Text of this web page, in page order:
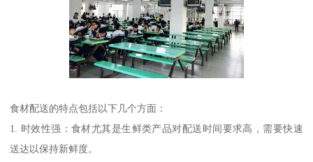
食材配送的特点包括以下几个方面：
1. 时效性强：食材尤其是生鲜类产品对配送时间要求高，需要快速
送达以保持新鲜度。